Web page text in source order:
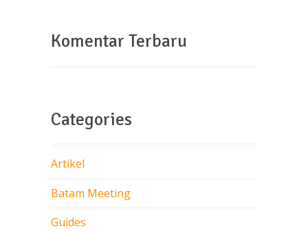
Komentar Terbaru
Categories
Artikel
Batam Meeting
Guides